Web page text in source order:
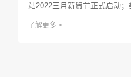
站2022三月新贸节正式启动；
ssia）国家馆3天交易总额超
了解更多 >